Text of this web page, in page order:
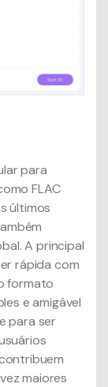
para
FLAC
últimos
A principal
rápida com
formato
e amigável
para ser
maiores